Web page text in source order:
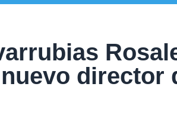
director